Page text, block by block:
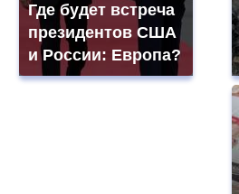
Где будет встреча
президентов США
и России: Европа?